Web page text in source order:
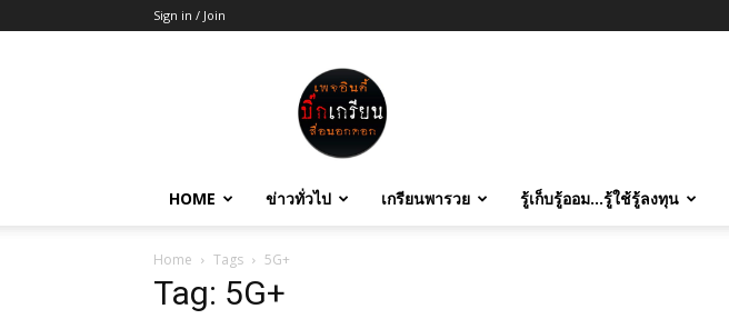
Sign in / Join
บิ๊ก
เกรียน
HOME ข่าวทั่วไป เกรียนพารวย รู้เก็บรู้ออม…รู้ใช้รู้ลงทุน
Home Tags 5G+
Tag: 5G+